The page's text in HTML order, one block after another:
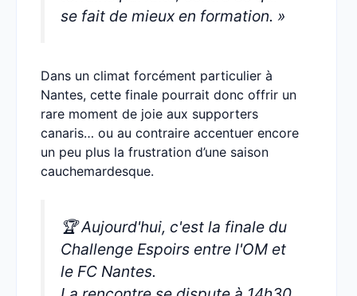
se fait de mieux en formation. »
Dans un climat forcément particulier à
Nantes, cette finale pourrait donc offrir un
rare moment de joie aux supporters
canaris… ou au contraire accentuer encore
un peu plus la frustration d’une saison
cauchemardesque.
🏆 Aujourd'hui, c'est la finale du
Challenge Espoirs entre l'OM et
le FC Nantes.